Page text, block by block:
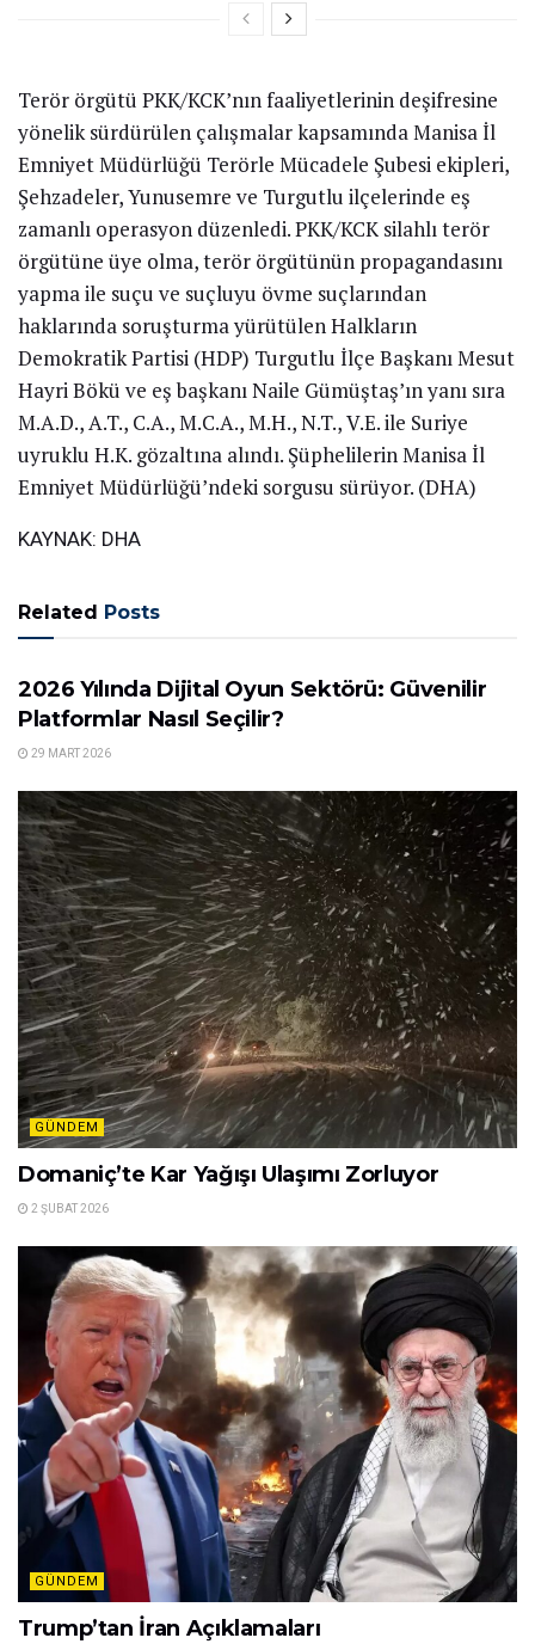
Terör örgütü PKK/KCK’nın faaliyetlerinin deşifresine
yönelik sürdürülen çalışmalar kapsamında Manisa İl
Emniyet Müdürlüğü Terörle Mücadele Şubesi ekipleri,
Şehzadeler, Yunusemre ve Turgutlu ilçelerinde eş
zamanlı operasyon düzenledi. PKK/KCK silahlı terör
örgütüne üye olma, terör örgütünün propagandasını
yapma ile suçu ve suçluyu övme suçlarından
haklarında soruşturma yürütülen Halkların
Demokratik Partisi (HDP) Turgutlu İlçe Başkanı Mesut
Hayri Bökü ve eş başkanı Naile Gümüştaş’ın yanı sıra
M.A.D., A.T., C.A., M.C.A., M.H., N.T., V.E. ile Suriye
uyruklu H.K. gözaltına alındı. Şüphelilerin Manisa İl
Emniyet Müdürlüğü’ndeki sorgusu sürüyor. (DHA)
KAYNAK: DHA
Related Posts
GÜNDEM
2026 Yılında Dijital Oyun Sektörü: Güvenilir
Platformlar Nasıl Seçilir?
29 MART 2026
GÜNDEM
Domaniç’te Kar Yağışı Ulaşımı Zorluyor
2 ŞUBAT 2026
GÜNDEM
Trump’tan İran Açıklamaları